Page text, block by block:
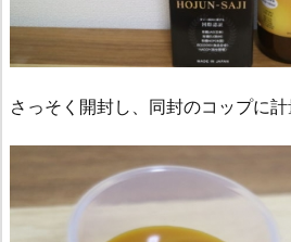
さっそく開封し、同封のコップに